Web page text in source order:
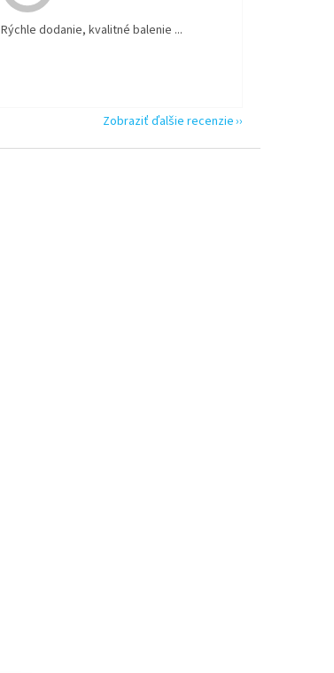
Rýchle dodanie, kvalitné balenie ...
Zobraziť ďalšie recenzie